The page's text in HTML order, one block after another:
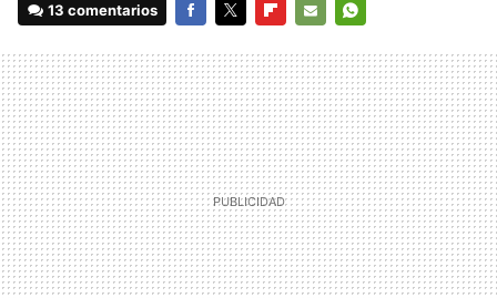
13 comentarios
MAIL